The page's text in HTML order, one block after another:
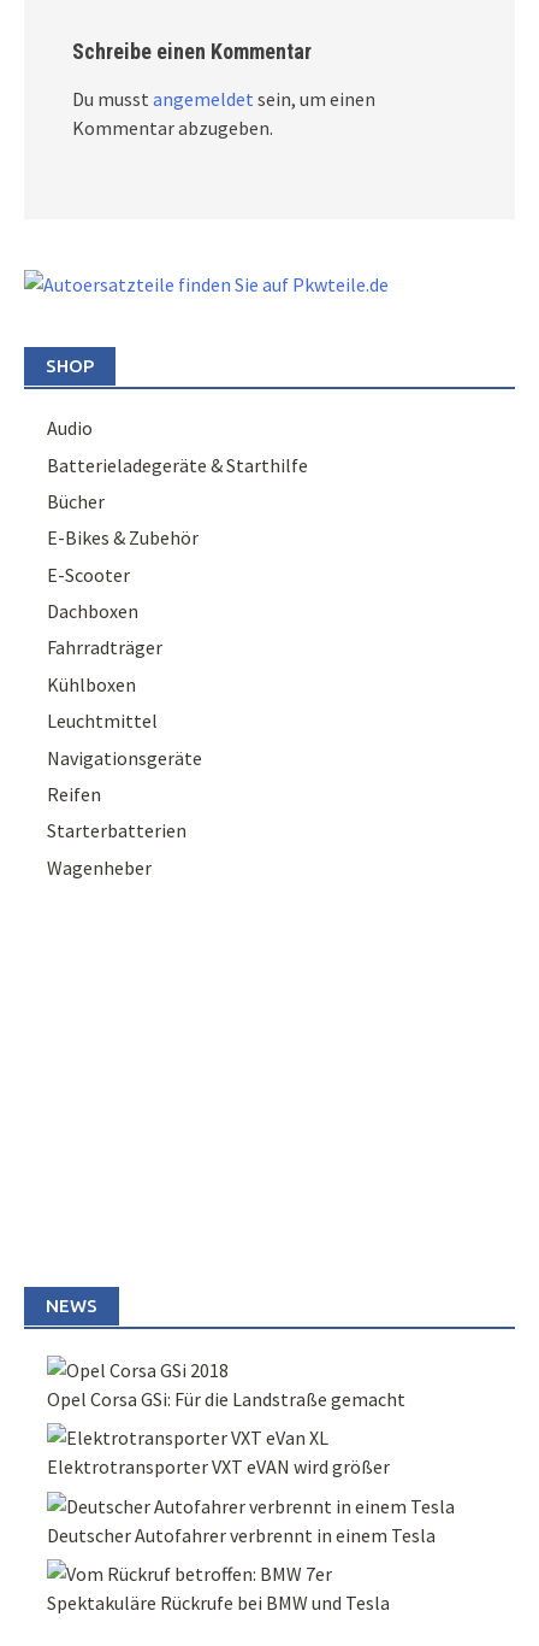
Schreibe einen Kommentar
Du musst angemeldet sein, um einen
Kommentar abzugeben.
SHOP
Audio
Batterieladegeräte & Starthilfe
Bücher
E-Bikes & Zubehör
E-Scooter
Dachboxen
Fahrradträger
Kühlboxen
Leuchtmittel
Navigationsgeräte
Reifen
Starterbatterien
Wagenheber
NEWS
Opel Corsa GSi: Für die Landstraße gemacht
Elektrotransporter VXT eVAN wird größer
Deutscher Autofahrer verbrennt in einem Tesla
Spektakuläre Rückrufe bei BMW und Tesla